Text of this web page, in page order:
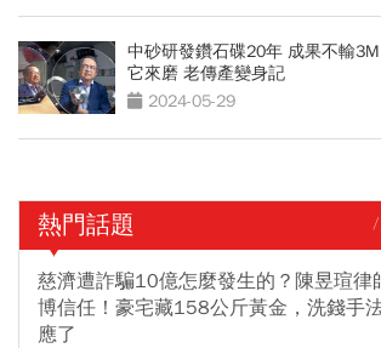
中砂研發鑽石碟20年 成果不輸
它來磨 老傳產變身記
2024-05-29
熱門話題 /
慈濟遭詐騙10億怎麼發生的？陳昱瑄律
博信任！豪宅藏158公斤黃金，洗錢手
應了